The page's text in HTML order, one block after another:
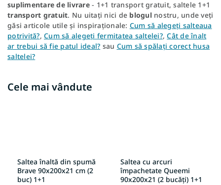
suplimentare de livrare- 1+1 transport gratuit, saltele 1+1
transport gratuit. Nu uitați nici de blogulnostru, unde veți
găsi articole utile și inspiraționale: Cum să alegeți salteaua
potrivită?, Cum să alegeți fermitatea saltelei?,Cât de înalt
ar trebui să fie patul ideal? sau Cum să spălați corect husa
saltelei?
Cele mai vândute
Saltea înaltă din spumă
Brave 90x200x21 cm (2
buc) 1+1
Saltea cu arcuri
împachetate Queemi
90x200x21 (2 bucăți) 1+1